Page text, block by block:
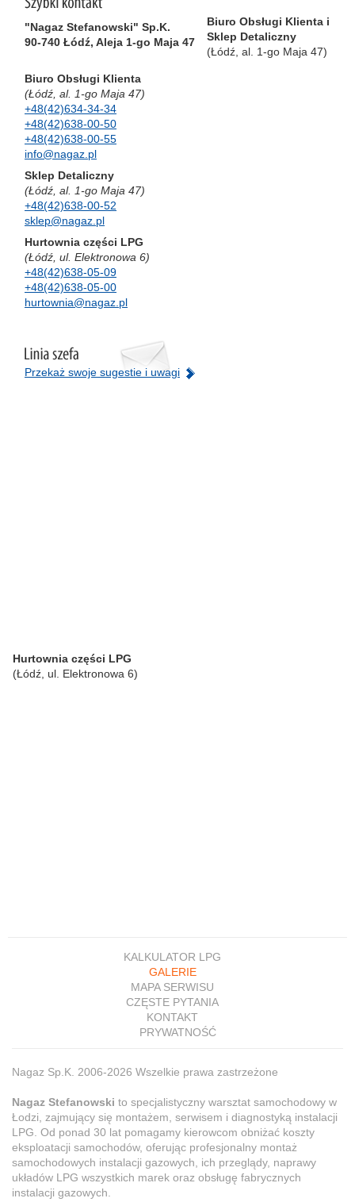
"Nagaz Stefanowski" Sp.K.
90-740 Łódź, Aleja 1-go Maja 47
Biuro Obsługi Klienta
(Łódź, al. 1-go Maja 47)
+48(42)634-34-34
+48(42)638-00-50
+48(42)638-00-55
info@nagaz.pl
Sklep Detaliczny
(Łódź, al. 1-go Maja 47)
+48(42)638-00-52
sklep@nagaz.pl
Hurtownia części LPG
(Łódź, ul. Elektronowa 6)
+48(42)638-05-09
+48(42)638-05-00
hurtownia@nagaz.pl
Przekaż swoje sugestie i uwagi
Biuro Obsługi Klienta i
Sklep Detaliczny
(Łódź, al. 1-go Maja 47)
Hurtownia części LPG
(Łódź, ul. Elektronowa 6)
KALKULATOR LPG
GALERIE
MAPA SERWISU
CZĘSTE PYTANIA
KONTAKT
PRYWATNOŚĆ
Nagaz Sp.K. 2006-2026 Wszelkie prawa zastrzeżone
Nagaz Stefanowski to specjalistyczny warsztat samochodowy w
Łodzi, zajmujący się montażem, serwisem i diagnostyką instalacji
LPG. Od ponad 30 lat pomagamy kierowcom obniżać koszty
eksploatacji samochodów, oferując profesjonalny montaż
samochodowych instalacji gazowych, ich przeglądy, naprawy
układów LPG wszystkich marek oraz obsługę fabrycznych
instalacji gazowych.